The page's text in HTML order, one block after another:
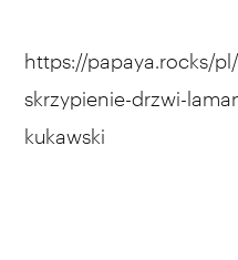
https://papaya.rocks/
skrzypienie-drzwi-
kukawski